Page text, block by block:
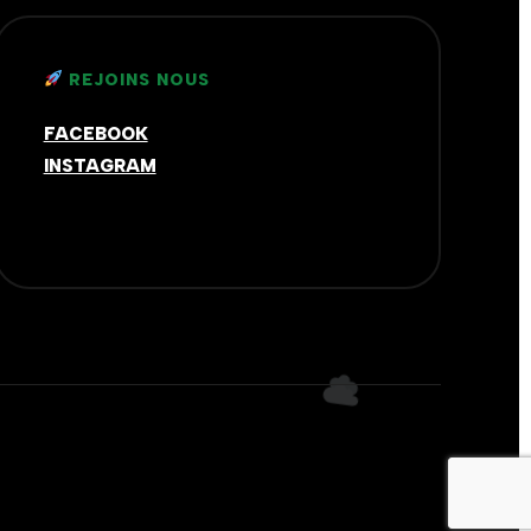
REJOINS NOUS
FACEBOOK
INSTAGRAM